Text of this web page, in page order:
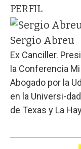
PERFIL
Sergio Abreu
Ex Canciller.
la Conferencia
Abogado por la
en la Universi-
de Texas y La